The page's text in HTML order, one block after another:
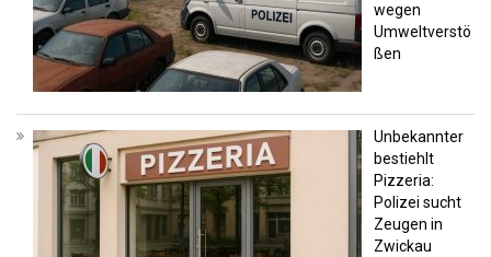
wegen
Umweltverstö
ßen
Unbekannter
bestiehlt
Pizzeria:
Polizei sucht
Zeugen in
Zwickau